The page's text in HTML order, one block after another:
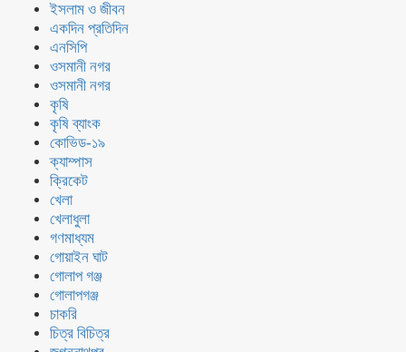
ইসলাম ও জীবন
একদিন প্রতিদিন
এনসিপি
ওসমানী নগর
ওসমানী নগর
কৃষি
কৃষি ব্যাংক
কোভিড-১৯
ক্যাম্পাস
ক্রিকেট
খেলা
খেলাধুলা
গণমাধ্যম
গোয়াইন ঘাট
গোলাপ গঞ্জ
গোলাপগঞ্জ
চাকরি
চিত্র বিচিত্র